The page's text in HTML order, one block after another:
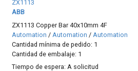
ZX1113
ABB
ZX1113 Copper Bar 40x10mm 4F
Automation / Automation / Automation
Cantidad mínima de pedido: 1
Cantidad de embalaje: 1
Tiempo de espera: A solicitud